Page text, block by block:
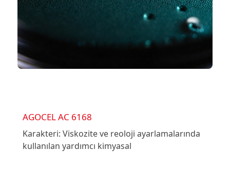
AGOCEL AC 6168
Karakteri: Viskozite ve reoloji ayarlamalarında
kullanılan yardımcı kimyasal